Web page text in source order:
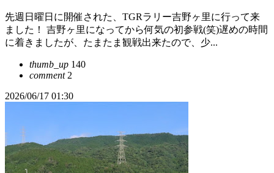
先週日曜日に開催された、TGRラリー吉野ヶ里に行って来
ました！ 吉野ヶ里になってから何気の初参戦(笑)遅めの時間
に着きましたが、たまたま観戦出来たので、少...
thumb_up 140
comment2
2026/06/17 01:30